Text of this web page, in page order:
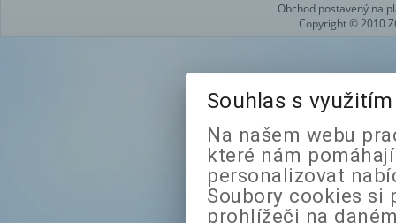
Obchod postavený na
Copyright © 2010
Souhlas s
Na našem webu
které nám
personalizovat
Soubory cookies si
prohlížeči na